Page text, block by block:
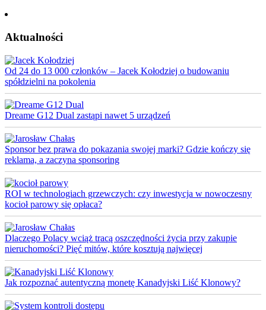
Aktualności
Od 24 do 13 000 członków – Jacek Kołodziej o budowaniu
spółdzielni na pokolenia
Dreame G12 Dual zastąpi nawet 5 urządzeń
Sponsor bez prawa do pokazania swojej marki? Gdzie kończy się
reklama, a zaczyna sponsoring
ROI w technologiach grzewczych: czy inwestycja w nowoczesny
kocioł parowy się opłaca?
Dlaczego Polacy wciąż tracą oszczędności życia przy zakupie
nieruchomości? Pięć mitów, które kosztują najwięcej
Jak rozpoznać autentyczną monetę Kanadyjski Liść Klonowy?